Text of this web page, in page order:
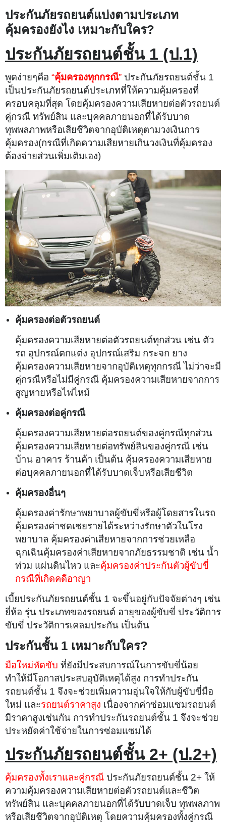
ประกันภัยรถยนต์แบ่งตามประเภท
คุ้มครองยังไง เหมาะกับใคร?
ประกันภัยรถยนต์ชั้น 1 (ป.1)
พูดง่ายๆคือ “คุ้มครองทุกกรณี” ประกันภัยรถยนต์ชั้น 1
เป็นประกันภัยรถยนต์ประเภทที่ให้ความคุ้มครองที่
ครอบคลุมที่สุด โดยคุ้มครองความเสียหายต่อตัวรถยนต์
คู่กรณี ทรัพย์สิน และบุคคลภายนอกที่ได้รับบาด
ทุพพลภาพหรือเสียชีวิตจากอุบัติเหตุตามวงเงินการ
คุ้มครอง(กรณีที่เกิดความเสียหายเกินวงเงินที่คุ้มครอง
ต้องจ่ายส่วนเพิ่มเติมเอง)
คุ้มครองต่อตัวรถยนต์
คุ้มครองความเสียหายต่อตัวรถยนต์ทุกส่วน เช่น ตัว
รถ อุปกรณ์ตกแต่ง อุปกรณ์เสริม กระจก ยาง
คุ้มครองความเสียหายจากอุบัติเหตุทุกกรณี ไม่ว่าจะมี
คู่กรณีหรือไม่มีคู่กรณี คุ้มครองความเสียหายจากการ
สูญหายหรือไฟไหม้
คุ้มครองต่อคู่กรณี
คุ้มครองความเสียหายต่อรถยนต์ของคู่กรณีทุกส่วน
คุ้มครองความเสียหายต่อทรัพย์สินของคู่กรณี เช่น
บ้าน อาคาร ร้านค้า เป็นต้น คุ้มครองความเสียหาย
ต่อบุคคลภายนอกที่ได้รับบาดเจ็บหรือเสียชีวิต
คุ้มครองอื่นๆ
คุ้มครองค่ารักษาพยาบาลผู้ขับขี่หรือผู้โดยสารในรถ
คุ้มครองค่าชดเชยรายได้ระหว่างรักษาตัวในโรง
พยาบาล คุ้มครองค่าเสียหายจากการช่วยเหลือ
ฉุกเฉินคุ้มครองค่าเสียหายจากภัยธรรมชาติ เช่น น้ำ
ท่วม แผ่นดินไหว และคุ้มครองค่าประกันตัวผู้ขับขี่
กรณีที่เกิดคดีอาญา
เบี้ยประกันภัยรถยนต์ชั้น 1 จะขึ้นอยู่กับปัจจัยต่างๆ เช่น
ยี่ห้อ รุ่น ประเภทของรถยนต์ อายุของผู้ขับขี่ ประวัติการ
ขับขี่ ประวัติการเคลมประกัน เป็นต้น
ประกันชั้น 1 เหมาะกับใคร?
มือใหม่หัดขับ ที่ยังมีประสบการณ์ในการขับขี่น้อย
ทำให้มีโอกาสประสบอุบัติเหตุได้สูง การทำประกัน
รถยนต์ชั้น 1 จึงจะช่วยเพิ่มความอุ่นใจให้กับผู้ขับขี่มือ
ใหม่ และรถยนต์ราคาสูง เนื่องจากค่าซ่อมแซมรถยนต์
มีราคาสูงเช่นกัน การทำประกันรถยนต์ชั้น 1 จึงจะช่วย
ประหยัดค่าใช้จ่ายในการซ่อมแซมได้
ประกันภัยรถยนต์ชั้น 2+ (ป.2+)
คุ้มครองทั้งเราและคู่กรณี ประกันภัยรถยนต์ชั้น 2+ ให้
ความคุ้มครองความเสียหายต่อตัวรถยนต์และชีวิต
ทรัพย์สิน และบุคคลภายนอกที่ได้รับบาดเจ็บ ทุพพลภาพ
หรือเสียชีวิตจากอุบัติเหตุ โดยความคุ้มครองทั้งคู่กรณี